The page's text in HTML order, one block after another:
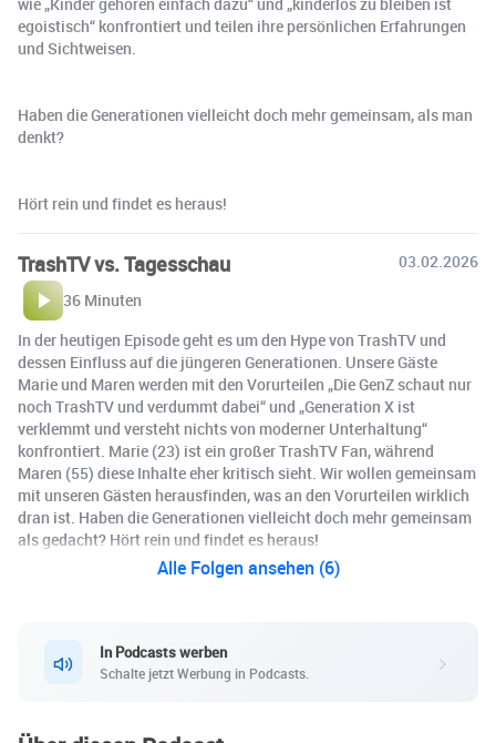
egoistisch“ konfrontiert und teilen ihre persönlichen Erfahrungen
und Sichtweisen.
Haben die Generationen vielleicht doch mehr gemeinsam, als man
denkt?
Hört rein und findet es heraus!
TrashTV vs. Tagesschau
03.02.2026
36 Minuten
In der heutigen Episode geht es um den Hype von TrashTV und
dessen Einfluss auf die jüngeren Generationen. Unsere Gäste
Marie und Maren werden mit den Vorurteilen „Die GenZ schaut nur
noch TrashTV und verdummt dabei“ und „Generation X ist
verklemmt und versteht nichts von moderner Unterhaltung“
konfrontiert. Marie (23) ist ein großer TrashTV Fan, während
Maren (55) diese Inhalte eher kritisch sieht. Wir wollen gemeinsam
mit unseren Gästen herausfinden, was an den Vorurteilen wirklich
dran ist. Haben die Generationen vielleicht doch mehr gemeinsam
als gedacht? Hört rein und findet es heraus!
Alle Folgen ansehen (6)
In Podcasts werben
Schalte jetzt Werbung in Podcasts.